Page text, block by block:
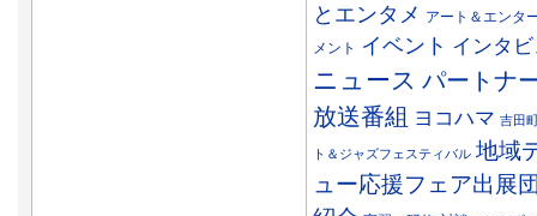
とエンタメ アート＆エンタ
メント
イベント インタ
ニュース パートナ
放送番組 ヨコハマ 吉田
ト＆ジャズフェスティバル 地域
ュー応援フェア出展